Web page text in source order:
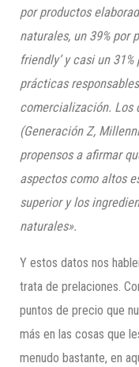
por productos
naturales, un 39% por
friendly’ y casi un
prácticas
comercialización. Los
(Generación Z,
propensos a afirmar
aspectos como altos
superior y los
naturales».
Y estos datos nos
trata de prelaciones.
puntos de precio que
más en las cosas que
menudo bastante, en